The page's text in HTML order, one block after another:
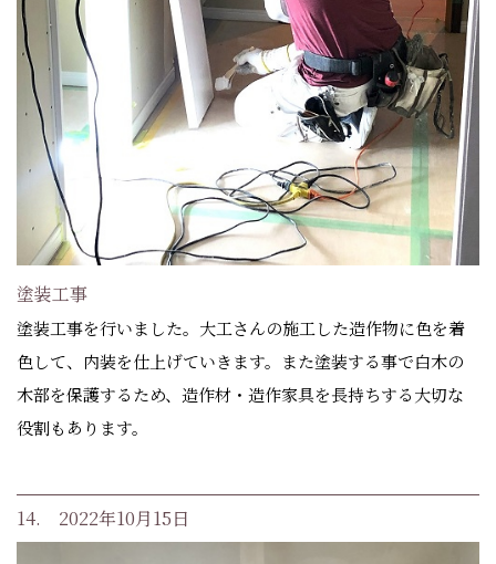
塗装工事
塗装工事を行いました。大工さんの施工した造作物に色を着
色して、内装を仕上げていきます。また塗装する事で白木の
木部を保護するため、造作材・造作家具を長持ちする大切な
役割もあります。
14. 2022年10月15日